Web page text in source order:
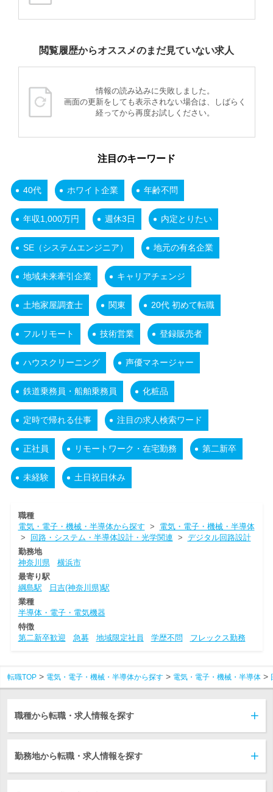
閲覧履歴からオススメのまだ見ていない求人
情報の読み込みに失敗しました。
画面の更新をしても表示されない場合は、しばらく
経ってから再度お試しください。
注目のキーワード
40代 ホワイト企業 年齢不問
年収1,000万円 週休3日 内定とりたい
SE（システムエンジニア） 地元の有名企業
地域未来牽引企業 キャリアチェンジ
土地家屋調査士 関東 20代 初めて転職
フルリモート 技術営業 登録販売者
ハウスクリーニング 声優マネージャー
鉄道乗務員・船舶乗務員 化粧品
定時で帰れる仕事 注目の求人検索ワード
正社員 リモートワーク・在宅勤務 第二新卒
未経験 土日祝日休み
職種
電気・電子・機械・半導体から探す > 電気・電子・機械・半導体
>
回路・システム・半導体設計・光学関連 > デジタル回路設計
勤務地
神奈川県
横浜市
最寄り駅
綱島駅
日吉(神奈川県)駅
業種
半導体・電子・電気機器
特徴
第二新卒歓迎
急募 地域限定社員 学歴不問 フレックス勤務
転職TOP 電気・電子・機械・半導体から探す 電気・電子・機械・半導体
職種から転職・求人情報を探す
勤務地から転職・求人情報を探す